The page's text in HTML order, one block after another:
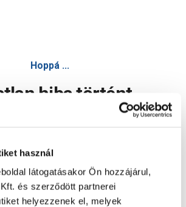
használ
látogatásakor Ön hozzájárul,
és szerződött partnerei
helyezzenek el, melyek
Hoppá ...
hiba történt
Oldal újratöltése